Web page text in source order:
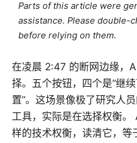
Parts of this article were
assistance. Please double-
before relying on them.
在凌晨 2:47 的断网边缘，
择。五个按钮，四个是“继
置”。这场景像极了研究人
工具，实际是在选择权衡
样的技术权衡，读清它，